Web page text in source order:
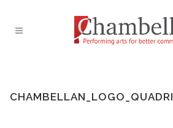
CHAMBELLAN_LOGO_QUADRI